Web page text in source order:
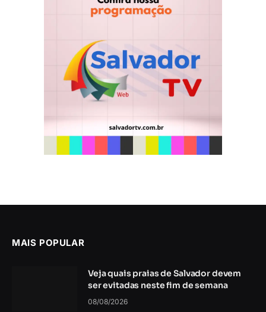
MAIS POPULAR
Veja quais praias de Salvador devem
ser evitadas neste fim de semana
08/08/2026